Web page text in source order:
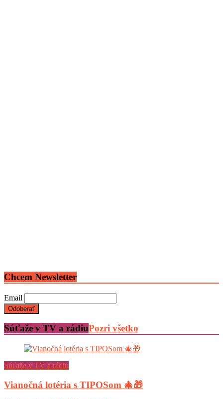
Chcem Newsletter
Email
Súťaže v TV a rádiuPozri všetko
Súťaže v TV a rádiu
Vianočná lotéria s TIPOSom 🎄🎁